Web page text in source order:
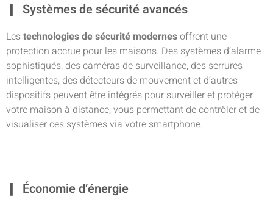
Systèmes de sécurité avancés
Lestechnologies de sécurité modernesoffrent une
protection accrue pour les maisons. Des systèmes d’alarme
sophistiqués, des caméras de surveillance, des serrures
intelligentes, des détecteurs de mouvement et d’autres
dispositifs peuvent être intégrés pour surveiller et protéger
votre maison à distance, vous permettant de contrôler et de
visualiser ces systèmes via votre smartphone.
Économie d’énergie